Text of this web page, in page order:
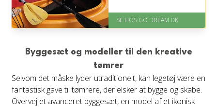
inden for 1 time
SE HOS GO DREAM DK
Byggesæt og modeller til den kreative
tømrer
Selvom det måske lyder utraditionelt, kan legetøj være en
fantastisk gave til tømrere, der elsker at bygge og skabe.
Overvej et avanceret byggesæt, en model af et ikonisk